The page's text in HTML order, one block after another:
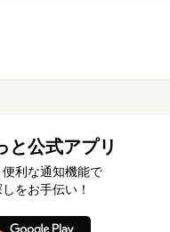
と公式アプリ
利な通知機能で
をお手伝い！